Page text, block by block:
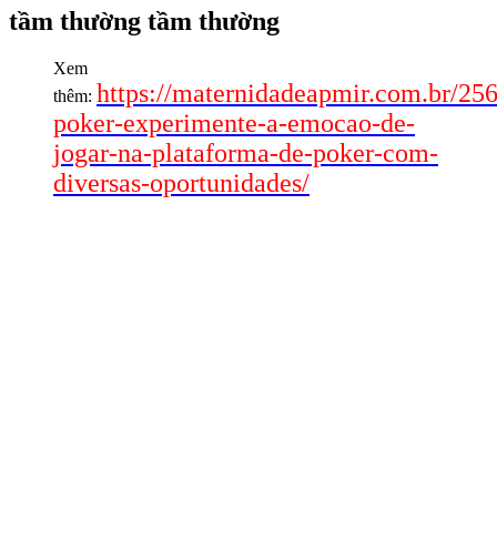
tầm thường tầm thường
Xem
thêm: https://maternidadeapmir.com.br/
poker-experimente-a-emocao-de-
jogar-na-plataforma-de-poker-com-
diversas-oportunidades/